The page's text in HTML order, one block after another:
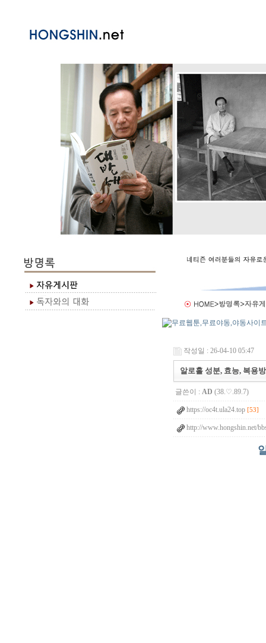
작성일 : 26-04-10 05:47
알로홀 성분, 효능, 복용
글쓴이 : AD (38.♡.89.7)
https://oc4t.ula24.top [53]
http://www.hongshin.net/